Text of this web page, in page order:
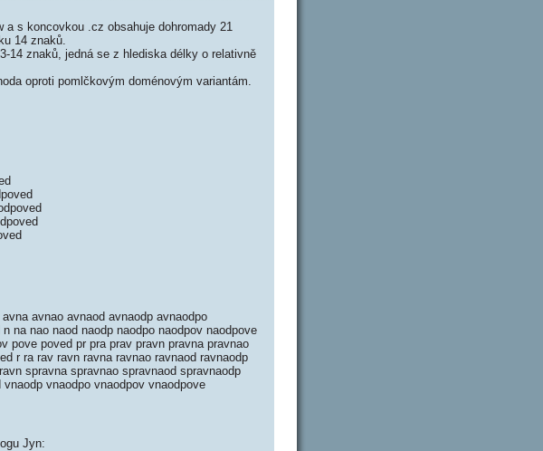
s koncovkou .cz obsahuje dohromady 21
14 znaků.
14 znaků, jedná se z hlediska délky o relativně
oproti pomlčkovým doménovým variantám.
avnao avnaod avnaodp avnaodpo
na nao naod naodp naodpo naodpov naodpove
pove poved pr pra prav pravn pravna pravnao
r ra rav ravn ravna ravnao ravnaod ravnaodp
spravna spravnao spravnaod spravnaodp
vnaodpo vnaodpov vnaodpove
Jyn: